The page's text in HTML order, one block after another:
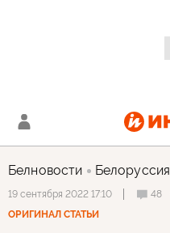
Белновости Белоруссия
19 сентября 2022 17:10 48
ОРИГИНАЛ СТАТЬИ